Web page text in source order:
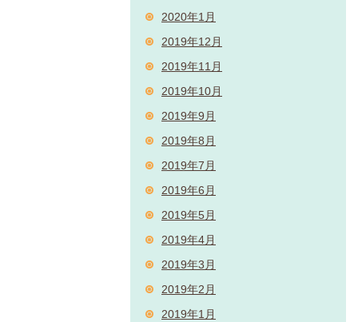
2020年1月
2019年12月
2019年11月
2019年10月
2019年9月
2019年8月
2019年7月
2019年6月
2019年5月
2019年4月
2019年3月
2019年2月
2019年1月